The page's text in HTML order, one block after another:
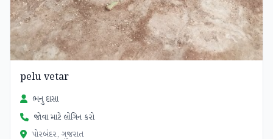
pelu vetar
ભનુ દાસા
જોવા માટે લોગિન કરો
પોરબંદર, ગુજરાત